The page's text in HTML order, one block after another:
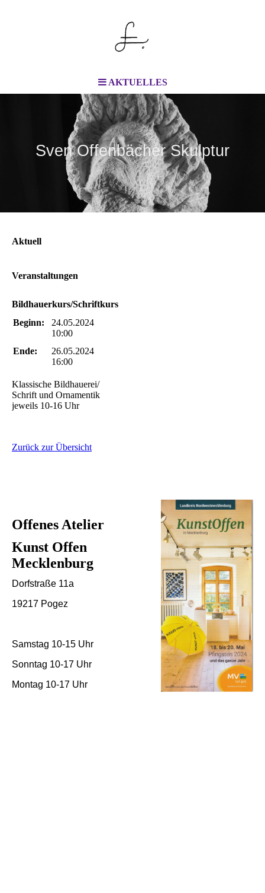
AKTUELLES
Sven Offenbächer Skulptur
Aktuell
Veranstaltungen
Bildhauerkurs/Schriftkurs
Beginn:
24.05.2024
10:00
Ende:
26.05.2024
16:00
Klassische Bildhauerei/
Schrift und Ornamentik
jeweils 10-16 Uhr
Zurück zur Übersicht
Offenes Atelier
Kunst Offen
Mecklenburg
Dorfstraße 11a
19217 Pogez
Samstag 10-15 Uhr
Sonntag 10-17 Uhr
Montag 10-17 Uhr